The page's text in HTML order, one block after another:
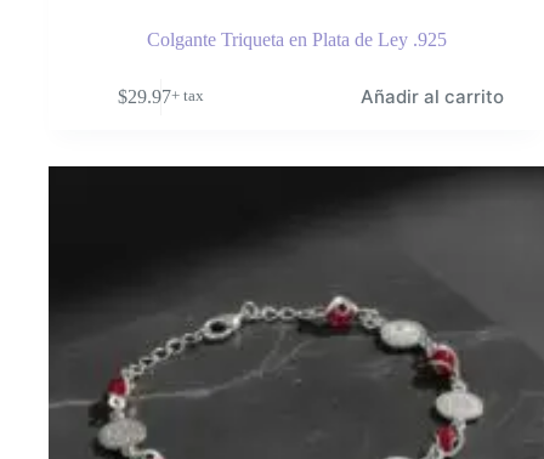
Colgante Triqueta en Plata de Ley .925
$29.97+ tax Añadir al carrito